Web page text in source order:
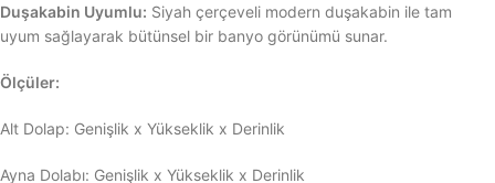
Duşakabin Uyumlu: Siyah çerçeveli modern duşakabin ile tam
uyum sağlayarak bütünsel bir banyo görünümü sunar.
Ölçüler:
Alt Dolap: Genişlik x Yükseklik x Derinlik
Ayna Dolabı: Genişlik x Yükseklik x Derinlik